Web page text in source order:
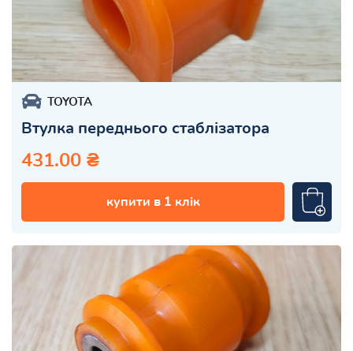
TOYOTA
Втулка переднього стаблізатора
431.00 ₴
купити в 1 клік